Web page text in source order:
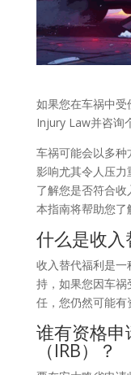
如果您在车祸中
Injury Law并咨询
车祸可能会以多
影响尤其令人压力
了解您是否符合收
本指南将帮助您了
什么是收入
收入替代福利是
持，如果您因车
任，您仍然可能有
谁有资格
（IRB）？